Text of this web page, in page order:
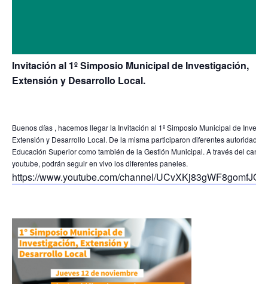
Invitación al 1º Simposio Municipal de Investigación,
Extensión y Desarrollo Local.
Buenos días , hacemos llegar la Invitación al 1º Simposio Municipal de
Extensión y Desarrollo Local. De la misma participaron diferentes autoridades
Educación Superior como también de la Gestión Municipal. A través del canal
youtube, podrán seguir en vivo los diferentes paneles.
https://www.youtube.com/channel/